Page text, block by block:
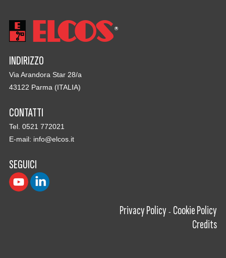
INDIRIZZO
Via Arandora Star 28/a
43122 Parma (ITALIA)
CONTATTI
Tel. 0521 772021
E-mail: info@elcos.it
SEGUICI
Privacy Policy - Cookie Policy
Credits